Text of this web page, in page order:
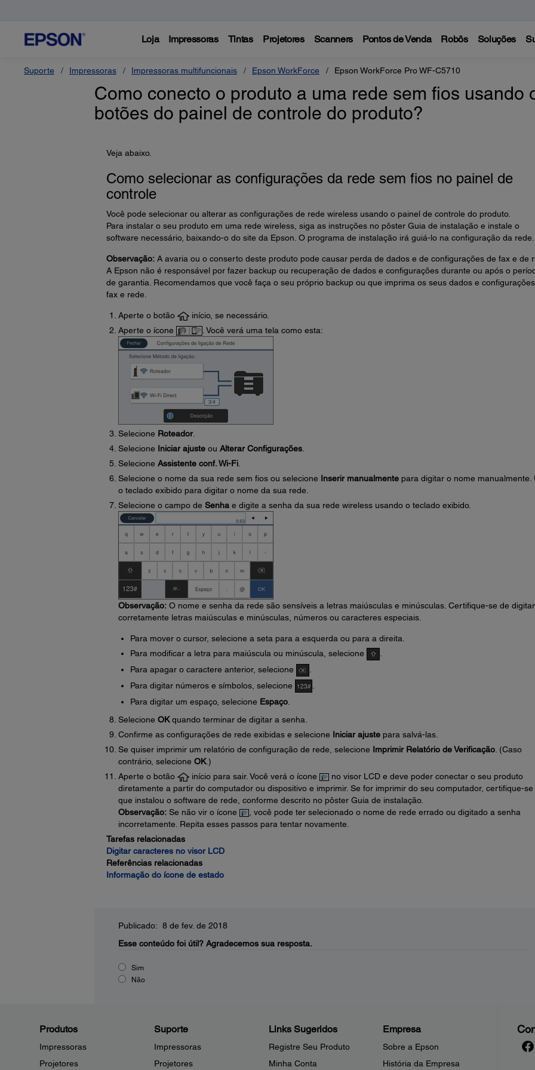
Loja Impressoras Tintas Projetores Scanners Pontos de Venda Robôs Soluções
Suporte Impressoras Impressoras multifuncionais Epson WorkForce Epson WorkForce Pro WF-C5710
Como conecto o produto a uma rede sem fios usando
botões do painel de controle do produto?
Veja abaixo.
Como selecionar as configurações da rede sem fios no painel de
controle
Você pode selecionar ou alterar as configurações de rede wireless usando o painel de controle do produto.
Para instalar o seu produto em uma rede wireless, siga as instruções no pôster Guia de instalação e instale o
software necessário, baixando-o do site da Epson. O programa de instalação irá guiá-lo na configuração da rede.
Observação:A avaria ou o conserto deste produto pode causar perda de dados e de configurações de fax e de
A Epson não é responsável por fazer backup ou recuperação de dados e configurações durante ou após o
de garantia. Recomendamos que você faça o seu próprio backup ou que imprima os seus dados e
fax e rede.
Aperte o botão
início, se necessário.
Aperte o ícone
. Você verá uma tela como esta:
Selecione Roteador.
Selecione Iniciar ajusteou Alterar Configurações.
Selecione Assistente conf. Wi-Fi.
Selecione o nome da sua rede sem fios ou selecione Inserir manualmentepara digitar o nome manualmente.
o teclado exibido para digitar o nome da sua rede.
Selecione o campo de Senhae digite a senha da sua rede wireless usando o teclado exibido.
Observação:O nome e senha da rede são sensíveis a letras maiúsculas e minúsculas. Certifique-se de digitar
corretamente letras maiúsculas e minúsculas, números ou caracteres especiais.
Para mover o cursor, selecione a seta para a esquerda ou para a direita.
Para modificar a letra para maiúscula ou minúscula, selecione
Para apagar o caractere anterior, selecione
Para digitar números e símbolos, selecione
Para digitar um espaço, selecione Espaço.
Selecione OKquando terminar de digitar a senha.
Confirme as configurações de rede exibidas e selecione Iniciar ajustepara salvá-las.
Se quiser imprimir um relatório de configuração de rede, selecione Imprimir Relatório de Verificação. (Caso
contrário, selecione OK.)
Aperte o botão
início para sair. Você verá o ícone
no visor LCD e deve poder conectar o seu produto
diretamente a partir do computador ou dispositivo e imprimir. Se for imprimir do seu computador, certifique-se
que instalou o software de rede, conforme descrito no pôster Guia de instalação.
Observação:Se não vir o ícone
, você pode ter selecionado o nome de rede errado ou digitado a senha
incorretamente. Repita esses passos para tentar novamente.
Tarefas relacionadas
Digitar caracteres no visor LCD
Referências relacionadas
Informação do ícone de estado
Publicado: 8 de fev. de 2018
Esse conteúdo foi útil? Agradecemos sua resposta.
Sim
Não
Produtos
Impressoras
Projetores
Suporte
Impressoras
Projetores
Links Sugeridos
Registre Seu Produto
Minha Conta
Empresa
Sobre a Epson
História da Empresa